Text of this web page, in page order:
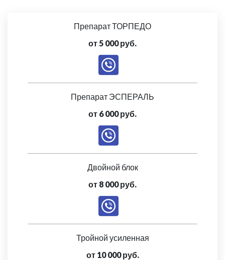
Препарат ТОРПЕДО
от 5 000 руб.
Препарат ЭСПЕРАЛЬ
от 6 000 руб.
Двойной блок
от 8 000 руб.
Тройной усиленная
от 10 000 руб.